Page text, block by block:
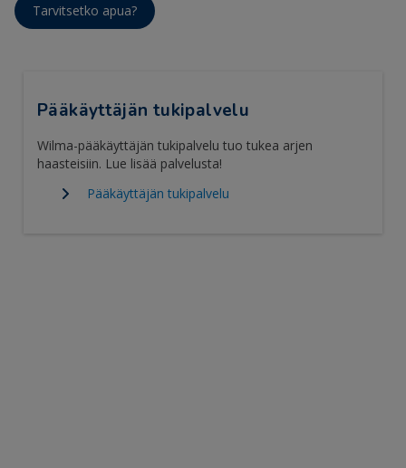
Tarvitsetko apua?
Pääkäyttäjän tukipalvelu
Wilma-pääkäyttäjän tukipalvelu tuo tukea arjen
haasteisiin. Lue lisää palvelusta!
Pääkäyttäjän tukipalvelu